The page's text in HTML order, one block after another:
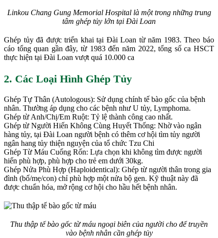
Linkou Chang Gung Memorial Hospital là một trong những trung
tâm ghép tủy lớn tại Đài Loan
Ghép tủy đã được triển khai tại Đài Loan từ năm 1983. Theo báo
cáo tổng quan gần đây, từ 1983 đến năm 2022, tổng số ca HSCT
thực hiện tại Đài Loan vượt quá 10.000 ca
2. Các Loại Hình Ghép Tủy
Ghép Tự Thân (Autologous): Sử dụng chính tế bào gốc của bệnh
nhân. Thường áp dụng cho các bệnh như U tủy, Lymphoma.
Ghép từ Anh/Chị/Em Ruột: Tỷ lệ thành công cao nhất.
Ghép từ Người Hiến Không Cùng Huyết Thống: Nhờ vào ngân
hàng tủy, tại Đài Loan người bệnh có thêm cơ hội tìm tủy người
ngân hang tủy thiện nguyện của tổ chức Tzu Chi
Ghép Từ Máu Cuống Rốn: Lựa chọn khi không tìm được người
hiến phù hợp, phù hợp cho trẻ em dưới 30kg.
Ghép Nửa Phù Hợp (Haploidentical): Ghép từ người thân trong gia
đình (bố/mẹ/con) chỉ phù hợp một nửa bộ gen. Kỹ thuật này đã
được chuẩn hóa, mở rộng cơ hội cho hầu hết bệnh nhân.
Thu thập tế bào gốc từ máu ngoại biên của người cho để truyền
vào bệnh nhân cần ghép tủy